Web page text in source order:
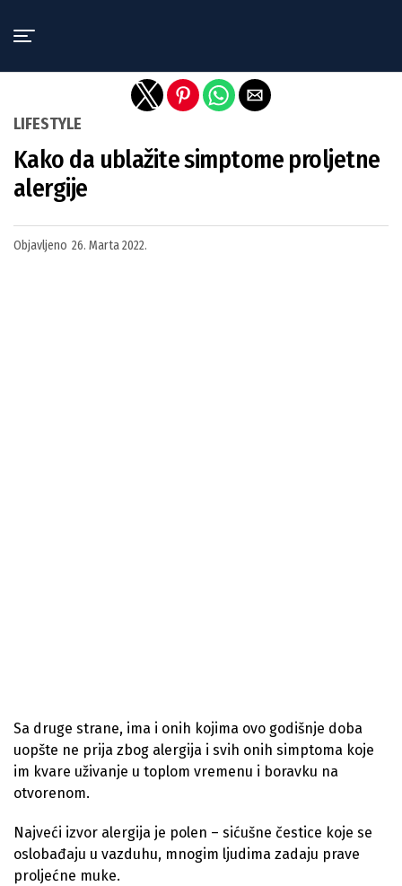
LIFESTYLE
Kako da ublažite simptome proljetne
alergije
Objavljeno 26. Marta 2022.
Sa druge strane, ima i onih kojima ovo godišnje doba
uopšte ne prija zbog alergija i svih onih simptoma koje
im kvare uživanje u toplom vremenu i boravku na
otvorenom.
Najveći izvor alergija je polen – sićušne čestice koje se
oslobađaju u vazduhu, mnogim ljudima zadaju prave
proljećne muke.